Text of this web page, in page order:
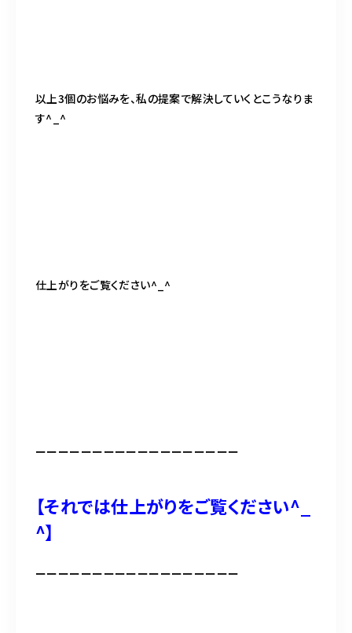
以上3個のお悩みを、私の提案で解決していくとこうなりま
す^_^
仕上がりをご覧ください^_^
ーーーーーーーーーーーーーーーーーー
【それでは仕上がりをご覧ください^_
^】
ーーーーーーーーーーーーーーーーーー